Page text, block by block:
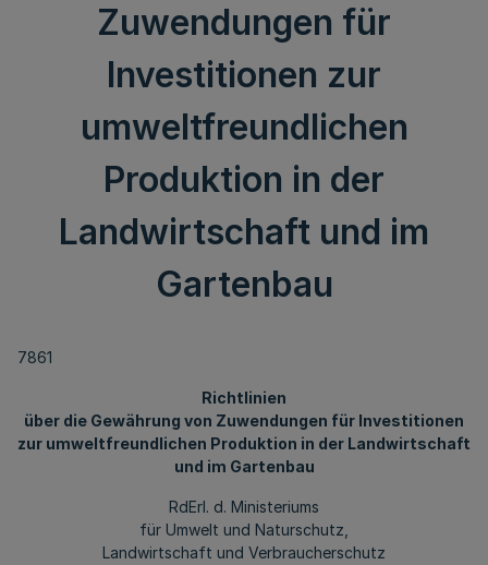
Zuwendungen für
Investitionen zur
umweltfreundlichen
Produktion in der
Landwirtschaft und im
Gartenbau
7861
Richtlinien
über die Gewährung von Zuwendungen für Investitionen
zur umweltfreundlichen Produktion in der Landwirtschaft
und im Gartenbau
RdErl. d. Ministeriums
für Umwelt und Naturschutz,
Landwirtschaft und Verbraucherschutz